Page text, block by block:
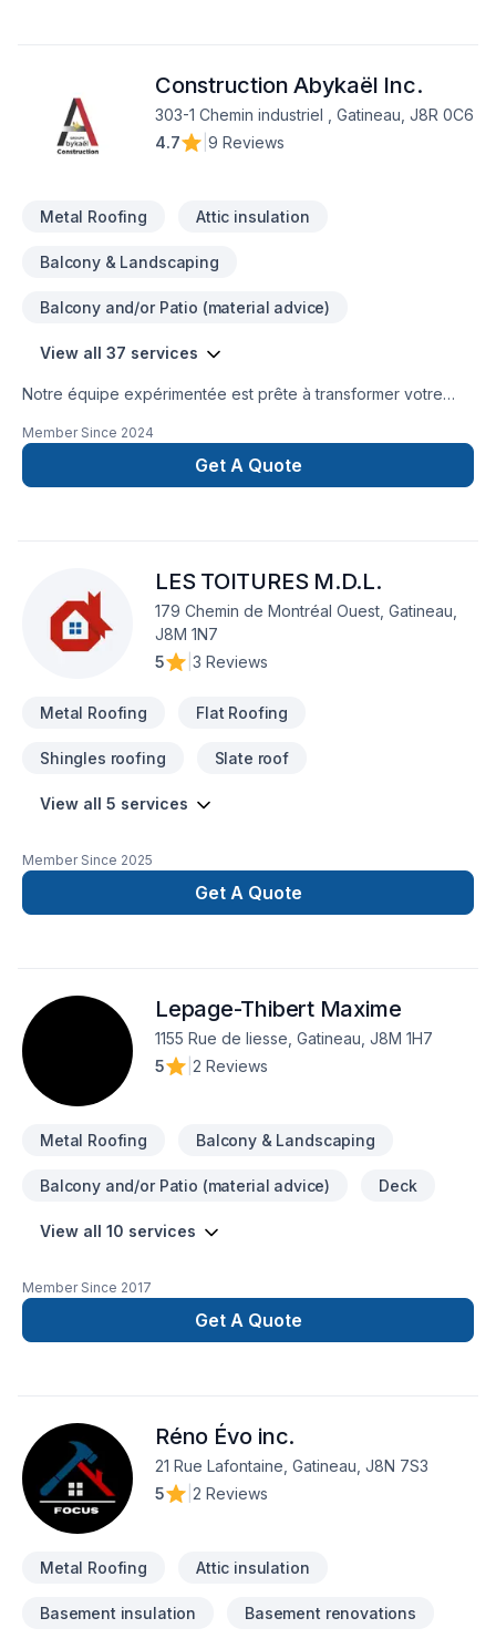
Construction Abykaël Inc.
303-1 Chemin industriel , Gatineau, J8R 0C6
4.7
9 Reviews
Metal Roofing Attic insulation
Balcony & Landscaping
Balcony and/or Patio (material advice)
View all 37 services
Notre équipe expérimentée est prête à transformer votre
contactant dès aujourd’hui. Nous sommes fiers d’offrir des
services de haute qualité, utilisant les meilleurs matériaux et
techniques, pour garantir votre satisfaction. Profitez de notre
!Google ⭐️⭐️⭐️⭐️⭐️ (63) reviews
Member Since 2024
Get A Quote
LES TOITURES M.D.L.
179 Chemin de Montréal Ouest, Gatineau,
J8M 1N7
5
3 Reviews
Metal Roofing Flat Roofing
Shingles roofing Slate roof
View all 5 services
Member Since 2025
Get A Quote
Lepage-Thibert Maxime
1155 Rue de liesse, Gatineau, J8M 1H7
5
2 Reviews
Metal Roofing Balcony & Landscaping
Balcony and/or Patio (material advice) Deck
View all 10 services
Member Since 2017
Get A Quote
Réno Évo inc.
21 Rue Lafontaine, Gatineau, J8N 7S3
5
2 Reviews
Metal Roofing Attic insulation
Basement insulation Basement renovations